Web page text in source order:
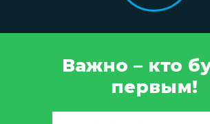
Важно – кто
первым!